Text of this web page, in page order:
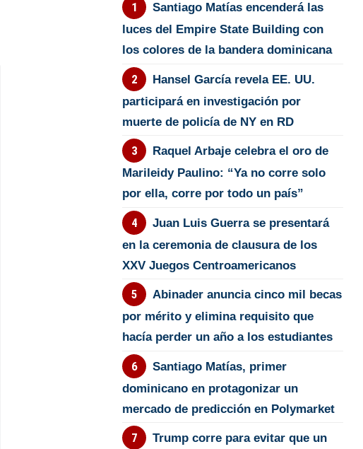
Santiago Matías encenderá las
luces del Empire State Building con
los colores de la bandera dominicana
Hansel García revela EE. UU.
participará en investigación por
muerte de policía de NY en RD
Raquel Arbaje celebra el oro de
Marileidy Paulino: “Ya no corre solo
por ella, corre por todo un país”
Juan Luis Guerra se presentará
en la ceremonia de clausura de los
XXV Juegos Centroamericanos
Abinader anuncia cinco mil becas
por mérito y elimina requisito que
hacía perder un año a los estudiantes
Santiago Matías, primer
dominicano en protagonizar un
mercado de predicción en Polymarket
Trump corre para evitar que un